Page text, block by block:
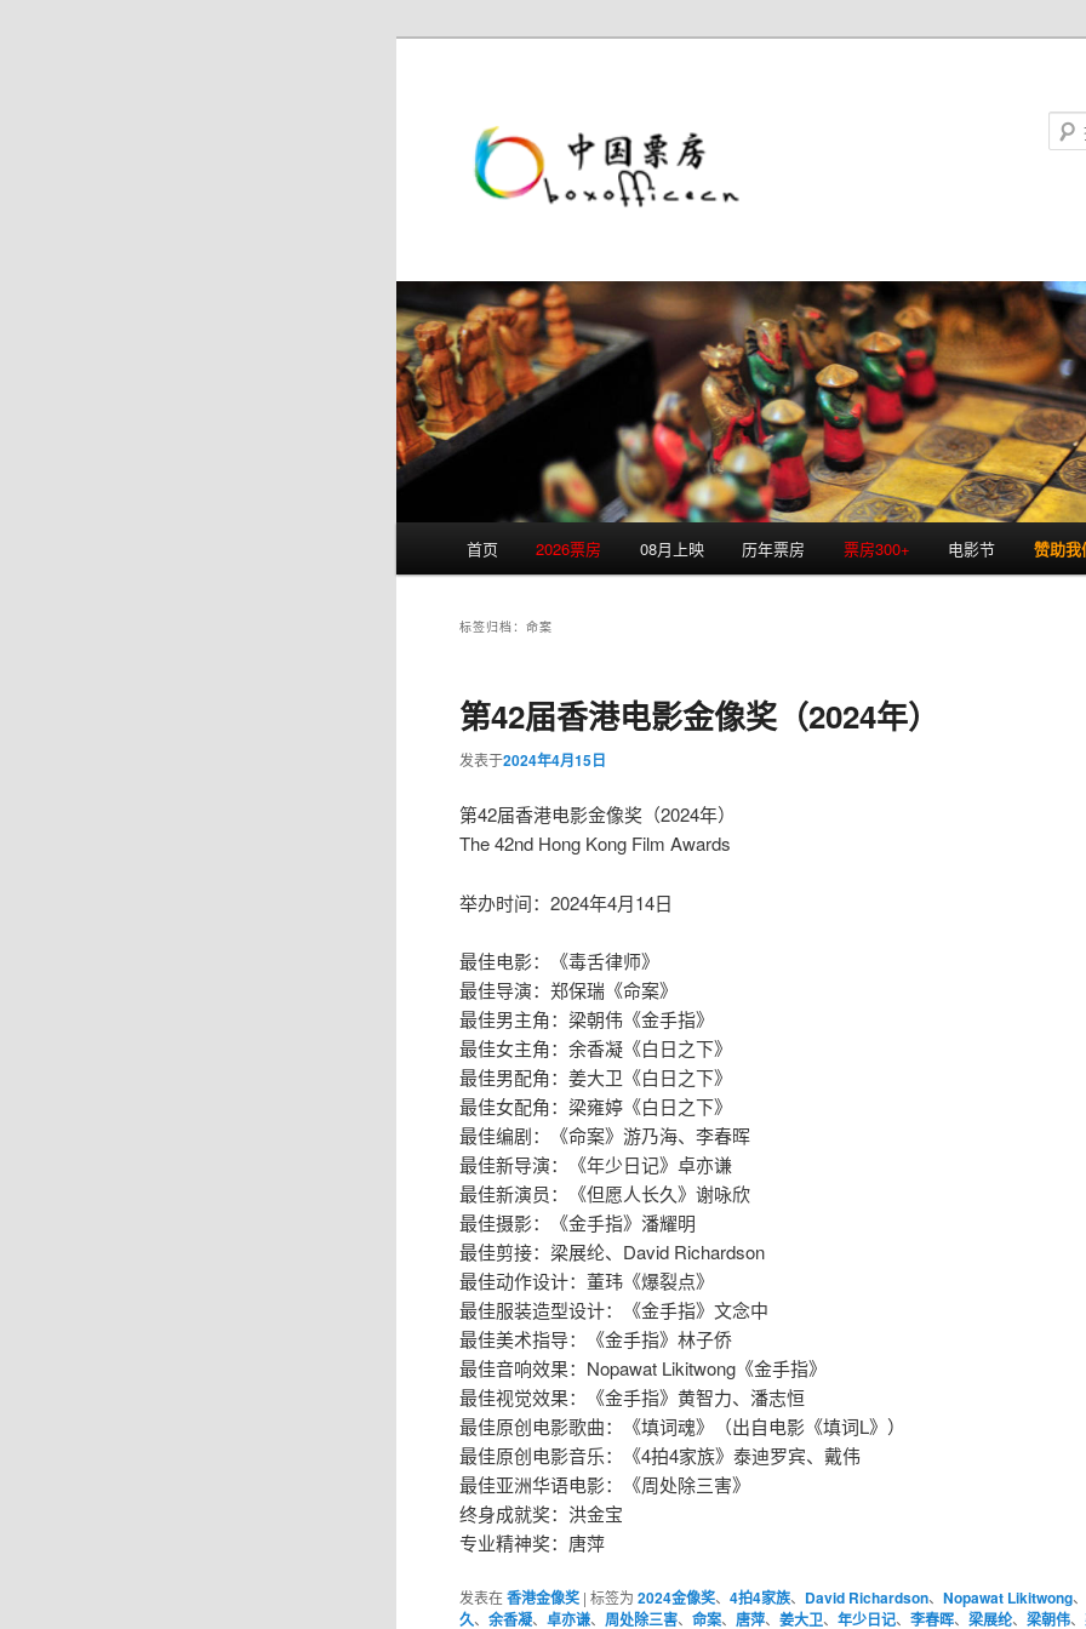
首页 2026票房 08月上映 历年票房 票房300+ 电影节 赞助我
标签归档：命案
第42届香港电影金像奖（2024年）
发表于2024年4月15日
第42届香港电影金像奖（2024年）
The 42nd Hong Kong Film Awards
举办时间：2024年4月14日
最佳电影：《毒舌律师》
最佳导演：郑保瑞《命案》
最佳男主角：梁朝伟《金手指》
最佳女主角：余香凝《白日之下》
最佳男配角：姜大卫《白日之下》
最佳女配角：梁雍婷《白日之下》
最佳编剧：《命案》游乃海、李春晖
最佳新导演：《年少日记》卓亦谦
最佳新演员：《但愿人长久》谢咏欣
最佳摄影：《金手指》潘耀明
最佳剪接：梁展纶、David Richardson
最佳动作设计：董玮《爆裂点》
最佳服装造型设计：《金手指》文念中
最佳美术指导：《金手指》林子侨
最佳音响效果：Nopawat Likitwong《金手指》
最佳视觉效果：《金手指》黄智力、潘志恒
最佳原创电影歌曲：《填词魂》（出自电影《填词L》）
​​​最佳原创电影音乐：《4拍4家族》泰迪罗宾、戴伟
最佳亚洲华语电影：《周处除三害》
终身成就奖：洪金宝
专业精神奖：唐萍
发表在 香港金像奖 |标签为 2024金像奖、4拍4家族、 David Richardson、Nopawat Likitwong
久、余香凝、卓亦谦、 周处除三害、命案、 唐萍、姜大卫、年少日记、李春晖、梁展纶、梁朝伟、